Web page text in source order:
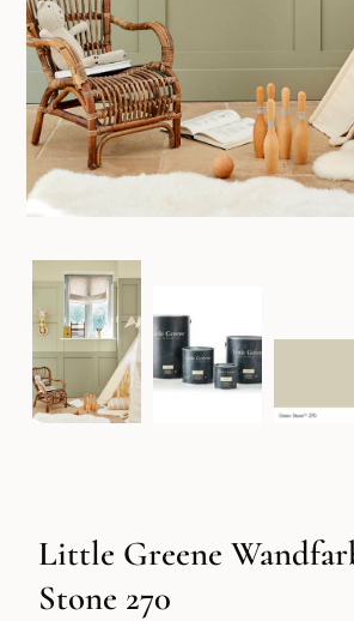
Little Greene
Stone 270